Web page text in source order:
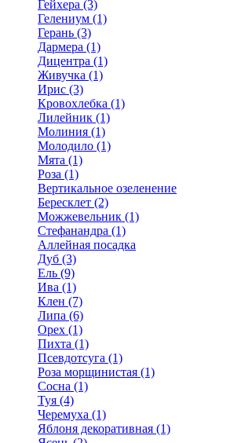
Гейхера (3)
Гелениум (1)
Герань (3)
Дармера (1)
Дицентра (1)
Живучка (1)
Ирис (3)
Кровохлебка (1)
Лилейник (1)
Молиния (1)
Молодило (1)
Мята (1)
Роза (1)
Вертикальное озеленение
Бересклет (2)
Можжевельник (1)
Стефанандра (1)
Аллейная посадка
Дуб (3)
Ель (9)
Ива (1)
Клен (7)
Липа (6)
Орех (1)
Пихта (1)
Псевдотсуга (1)
Роза морщинистая (1)
Сосна (1)
Туя (4)
Черемуха (1)
Яблоня декоративная (1)